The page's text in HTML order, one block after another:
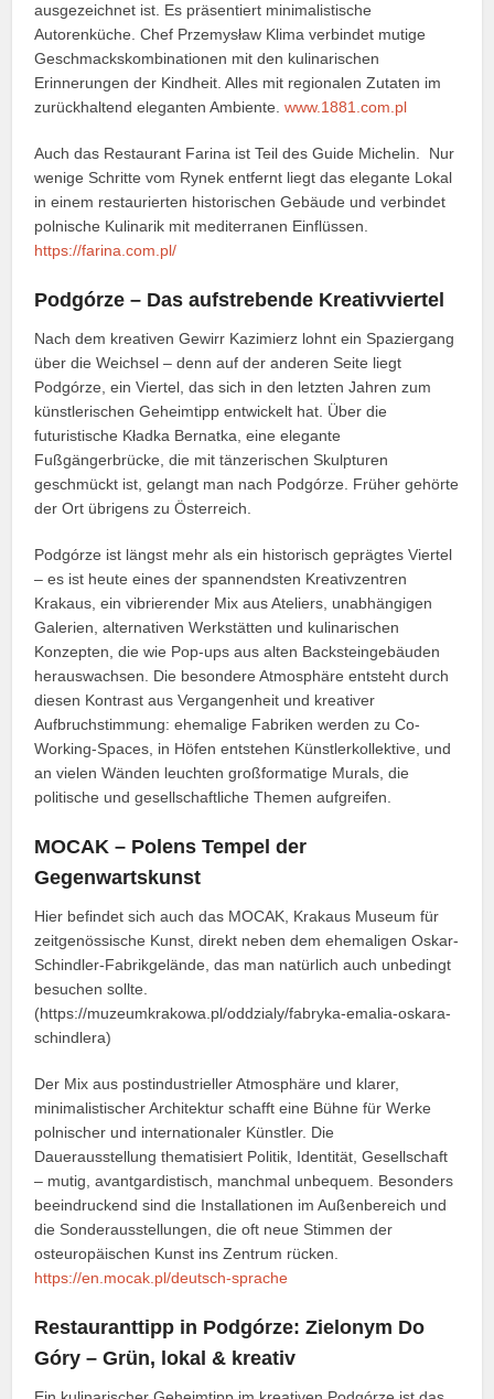
ausgezeichnet ist. Es präsentiert minimalistische
Autorenküche. Chef Przemysław Klima verbindet mutige
Geschmackskombinationen mit den kulinarischen
Erinnerungen der Kindheit. Alles mit regionalen Zutaten im
zurückhaltend eleganten Ambiente.www.1881.com.pl
Auch das Restaurant Farina ist Teil des Guide Michelin. Nur
wenige Schritte vom Rynek entfernt liegt das elegante Lokal
in einem restaurierten historischen Gebäude und verbindet
polnische Kulinarik mit mediterranen Einflüssen.
https://farina.com.pl/
Podgórze – Das aufstrebende Kreativviertel
Nach dem kreativen Gewirr Kazimierz lohnt ein Spaziergang
über die Weichsel – denn auf der anderen Seite liegt
Podgórze, ein Viertel, das sich in den letzten Jahren zum
künstlerischen Geheimtipp entwickelt hat. Über die
futuristische Kładka Bernatka, eine elegante
Fußgängerbrücke, die mit tänzerischen Skulpturen
geschmückt ist, gelangt man nach Podgórze. Früher gehörte
der Ort übrigens zu Österreich.
Podgórze ist längst mehr als ein historisch geprägtes Viertel
– es ist heute eines der spannendsten Kreativzentren
Krakaus, ein vibrierender Mix aus Ateliers, unabhängigen
Galerien, alternativen Werkstätten und kulinarischen
Konzepten, die wie Pop-ups aus alten Backsteingebäuden
herauswachsen. Die besondere Atmosphäre entsteht durch
diesen Kontrast aus Vergangenheit und kreativer
Aufbruchstimmung: ehemalige Fabriken werden zu Co-
Working-Spaces, in Höfen entstehen Künstlerkollektive, und
an vielen Wänden leuchten großformatige Murals, die
politische und gesellschaftliche Themen aufgreifen.
MOCAK – Polens Tempel der
Gegenwartskunst
Hier befindet sich auch das MOCAK, Krakaus Museum für
zeitgenössische Kunst, direkt neben dem ehemaligen Oskar-
Schindler-Fabrikgelände, das man natürlich auch unbedingt
besuchen sollte.
(https://muzeumkrakowa.pl/oddzialy/fabryka-emalia-oskara-
schindlera)
Der Mix aus postindustrieller Atmosphäre und klarer,
minimalistischer Architektur schafft eine Bühne für Werke
polnischer und internationaler Künstler. Die
Dauerausstellung thematisiert Politik, Identität, Gesellschaft
– mutig, avantgardistisch, manchmal unbequem. Besonders
beeindruckend sind die Installationen im Außenbereich und
die Sonderausstellungen, die oft neue Stimmen der
osteuropäischen Kunst ins Zentrum rücken.
https://en.mocak.pl/deutsch-sprache
Restauranttipp in Podgórze: Zielonym Do
Góry – Grün, lokal & kreativ